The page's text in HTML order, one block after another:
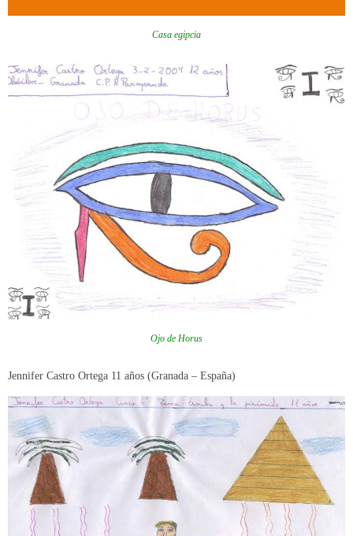
Casa egipcia
Ojo de Horus
Jennifer Castro Ortega 11 años (Granada – España)